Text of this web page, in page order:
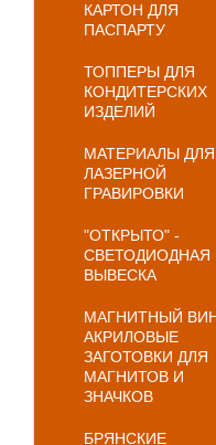
КАРТОН ДЛЯ
ПАСПАРТУ
ТОППЕРЫ ДЛЯ
КОНДИТЕРСКИХ
ИЗДЕЛИЙ
МАТЕРИАЛЫ ДЛЯ
ЛАЗЕРНОЙ
ГРАВИРОВКИ
"ОТКРЫТО" -
СВЕТОДИОДНАЯ
ВЫВЕСКА
МАГНИТНЫЙ
АКРИЛОВЫЕ
ЗАГОТОВКИ ДЛЯ
МАГНИТОВ И
ЗНАЧКОВ
БРЯНСКИЕ